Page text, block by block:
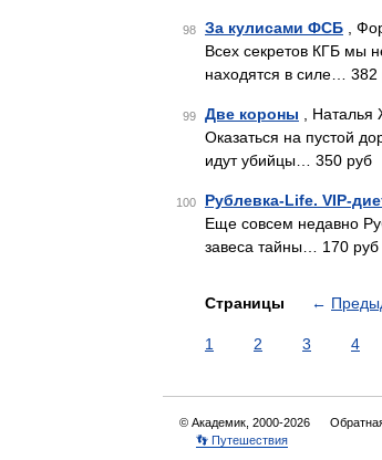
98 За кулисами ФСБ ,
Всех секретов КГБ мы
находятся в силе… 382
99 Две короны ,
Оказаться на пустой
идут убийцы… 350 руб
100 Рублевка-Life. VIP-
Еще совсем недавно
завеса тайны… 170 руб
Страницы ←
1 2 3 4
© Академик, 2000-2026
👣 Путешествия